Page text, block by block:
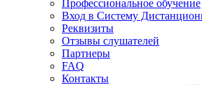
Профессиональное обучение
Вход в Систему
Реквизиты
Отзывы слушателей
Партнеры
FAQ
Контакты